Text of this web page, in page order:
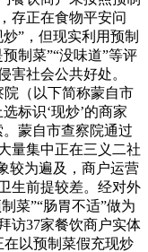
存正在食物平安问
”，但现实利用预制
制菜”“没味道”等评
害社会公共好处。
院（以下简称蒙自市
标识‘现炒’的商家
蒙自市查察院通过
量集中正在三义二社
较为遍及，商户运营
生前提较差。经对外
菜”“肠胃不适”做为
访37家餐饮商户实体
以预制菜假充现炒